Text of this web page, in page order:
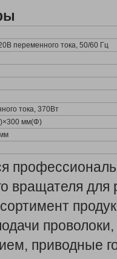
переменного тока, 50/60 Гц
тока, 370Вт
мм(Φ)
вращателя
приводные